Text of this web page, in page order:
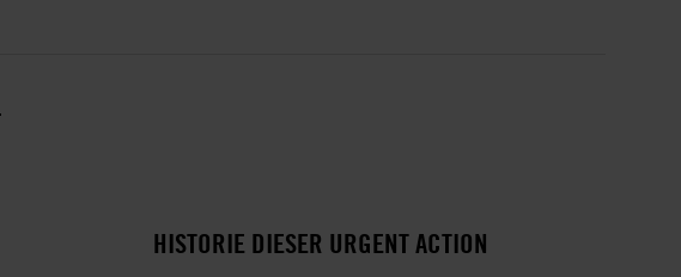
HISTORIE DIESER URGENT ACTION